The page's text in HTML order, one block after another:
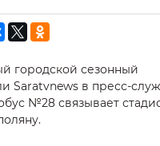
городской сезонный
Saratvnews в пресс-
№28 связывает